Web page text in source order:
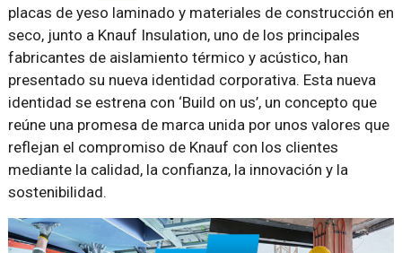
placas de yeso laminado y materiales de construcción en
seco, junto a Knauf Insulation, uno de los principales
fabricantes de aislamiento térmico y acústico, han
presentado su nueva identidad corporativa. Esta nueva
identidad se estrena con ‘Build on us’, un concepto que
reúne una promesa de marca unida por unos valores que
reflejan el compromiso de Knauf con los clientes
mediante la calidad, la confianza, la innovación y la
sostenibilidad.